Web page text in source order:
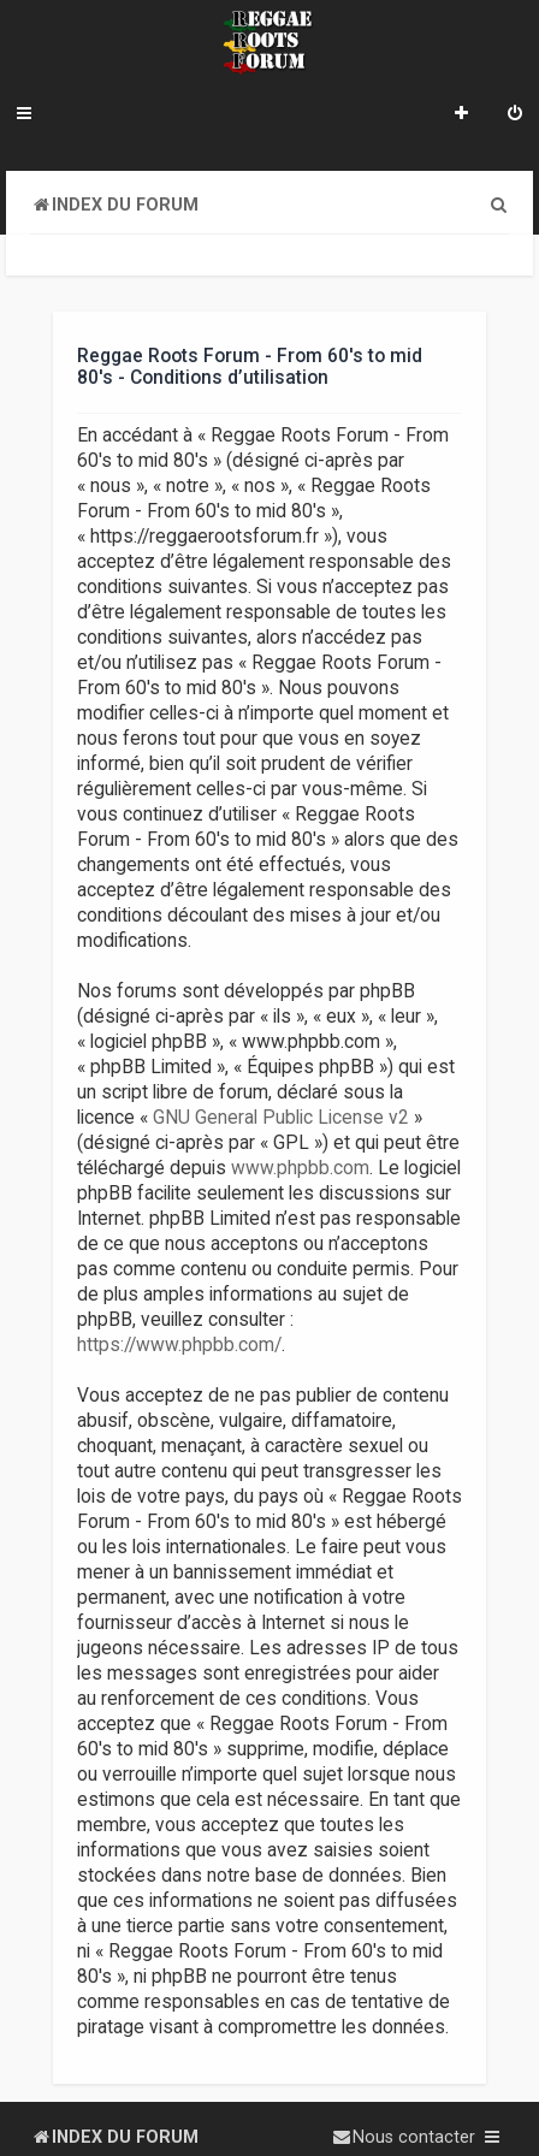
INDEX DU FORUM
Reggae Roots Forum - From 60's to mid
80's - Conditions d’utilisation
En accédant à « Reggae Roots Forum - From
60's to mid 80's » (désigné ci-après par
« nous », « notre », « nos », « Reggae Roots
Forum - From 60's to mid 80's »,
« https://reggaerootsforum.fr »), vous
acceptez d’être légalement responsable des
conditions suivantes. Si vous n’acceptez pas
d’être légalement responsable de toutes les
conditions suivantes, alors n’accédez pas
et/ou n’utilisez pas « Reggae Roots Forum -
From 60's to mid 80's ». Nous pouvons
modifier celles-ci à n’importe quel moment et
nous ferons tout pour que vous en soyez
informé, bien qu’il soit prudent de vérifier
régulièrement celles-ci par vous-même. Si
vous continuez d’utiliser « Reggae Roots
Forum - From 60's to mid 80's » alors que des
changements ont été effectués, vous
acceptez d’être légalement responsable des
conditions découlant des mises à jour et/ou
modifications.
Nos forums sont développés par phpBB
(désigné ci-après par « ils », « eux », « leur »,
« logiciel phpBB », « www.phpbb.com »,
« phpBB Limited », « Équipes phpBB ») qui est
un script libre de forum, déclaré sous la
licence « GNU General Public License v2 »
(désigné ci-après par « GPL ») et qui peut être
téléchargé depuis www.phpbb.com. Le logiciel
phpBB facilite seulement les discussions sur
Internet. phpBB Limited n’est pas responsable
de ce que nous acceptons ou n’acceptons
pas comme contenu ou conduite permis. Pour
de plus amples informations au sujet de
phpBB, veuillez consulter :
https://www.phpbb.com/.
Vous acceptez de ne pas publier de contenu
abusif, obscène, vulgaire, diffamatoire,
choquant, menaçant, à caractère sexuel ou
tout autre contenu qui peut transgresser les
lois de votre pays, du pays où « Reggae Roots
Forum - From 60's to mid 80's » est hébergé
ou les lois internationales. Le faire peut vous
mener à un bannissement immédiat et
permanent, avec une notification à votre
fournisseur d’accès à Internet si nous le
jugeons nécessaire. Les adresses IP de tous
les messages sont enregistrées pour aider
au renforcement de ces conditions. Vous
acceptez que « Reggae Roots Forum - From
60's to mid 80's » supprime, modifie, déplace
ou verrouille n’importe quel sujet lorsque nous
estimons que cela est nécessaire. En tant que
membre, vous acceptez que toutes les
informations que vous avez saisies soient
stockées dans notre base de données. Bien
que ces informations ne soient pas diffusées
à une tierce partie sans votre consentement,
ni « Reggae Roots Forum - From 60's to mid
80's », ni phpBB ne pourront être tenus
comme responsables en cas de tentative de
piratage visant à compromettre les données.
INDEX DU FORUM Nous contacter